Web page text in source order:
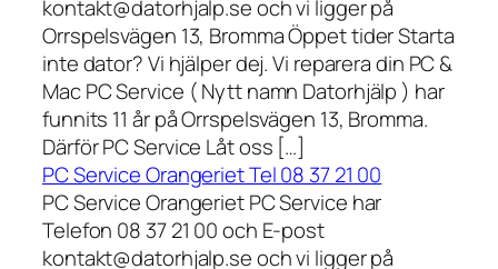
kontakt@datorhjalp.se och vi ligger på
Orrspelsvägen 13, Bromma Öppet tider Starta
inte dator? Vi hjälper dej. Vi reparera din PC &
Mac PC Service ( Nytt namn Datorhjälp ) har
funnits 11 år på Orrspelsvägen 13, Bromma.
Därför PC Service Låt oss […]
PC Service Orangeriet Tel 08 37 21 00
PC Service Orangeriet PC Service har
Telefon 08 37 21 00 och E-post
kontakt@datorhjalp.se och vi ligger på